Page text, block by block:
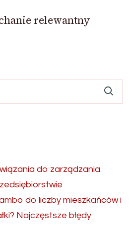
relewantny
do zarządzania
do liczby mieszkańców i
Najczęstsze błędy